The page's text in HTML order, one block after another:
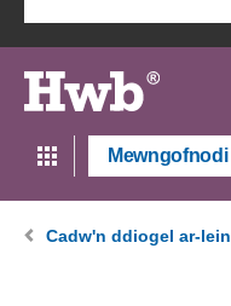
Mewngofnodi
Cadw'n ddiogel ar-lein